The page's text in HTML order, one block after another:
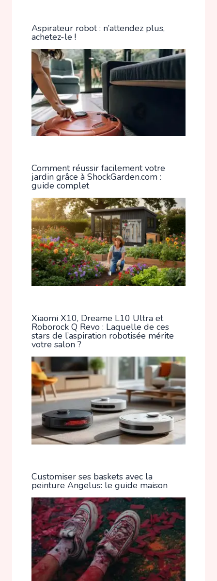
Aspirateur robot : n’attendez plus,
achetez-le !
Comment réussir facilement votre
jardin grâce à ShockGarden.com :
guide complet
Xiaomi X10, Dreame L10 Ultra et
Roborock Q Revo : Laquelle de ces
stars de l’aspiration robotisée mérite
votre salon ?
Customiser ses baskets avec la
peinture Angelus: le guide maison